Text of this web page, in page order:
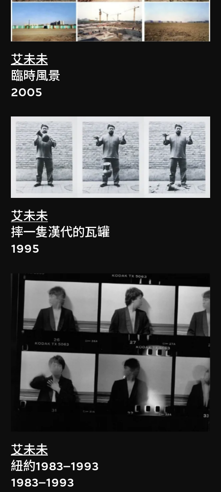
艾未未
臨時風景
2005
艾未未
摔一隻漢代的瓦罐
1995
艾未未
紐約1983–1993
1983–1993